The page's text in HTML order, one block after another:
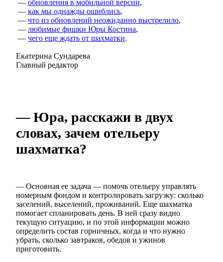
— обновления в мобильной версии,
— как мы однажды ошиблись,
— что из обновлений неожиданно выстрелило,
— любимые фишки Юры Костина,
— чего еще ждать от шахматки.
Екатерина Сундарева
Главный редактор
— Юра, расскажи в двух
словах, зачем отельеру
шахматка?
— Основная ее задача — помочь отельеру управлять
номерным фондом и контролировать загрузку: сколько
заселений, выселений, проживаний. Еще шахматка
помогает спланировать день. В ней сразу видно
текущую ситуацию, и по этой информации можно
определить состав горничных, когда и что нужно
убрать, сколько завтраков, обедов и ужинов
приготовить.